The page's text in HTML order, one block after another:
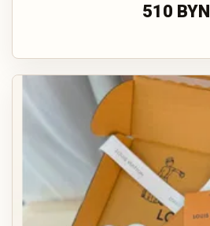
510 BYN